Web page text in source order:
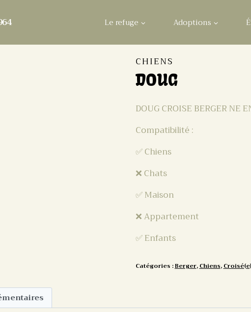
Le refuge Adoptions
CHIENS
DOUG
DOUG CROISE BERGER NE
Compatibilité :
✅ Chiens
❌ Chats
✅ Maison
❌ Appartement
✅ Enfants
Catégories :Berger,Chiens,Croisé(e)